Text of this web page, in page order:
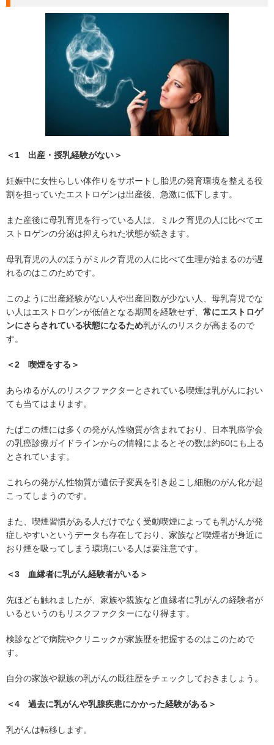
＜1 出産・授乳経験がない＞
妊娠中に女性らしい体作りをサポートし胎児の発育環境を整える役
割を担っていたエストロゲンは出産後、急激に低下します。
また産後に母乳育児を行っている人は、ミルク育児の人に比べてエ
ストロゲンの分泌は抑えられた状態が続きます。
母乳育児の人のほうがミルク育児の人に比べて生理が始まるのが遅
れるのはこのためです。
このように出産経験がない人や出産回数が少ない人、母乳育児でな
い人はエストロゲンが低値となる期間を経験せず、 常にエストロゲ
ンにさらされている状態になるため乳がんのリスクが高まるので
す。
＜2 喫煙をする＞
あらゆるがんのリスクファクターとされている喫煙は乳がんにおい
ても当てはまります。
たばこの煙には多くの発がん性物質が含まれており、日本乳癌学会
の乳癌診療ガイドラインからの情報によるとその数は約60にも上る
とされています。
これらの発がん性物質が遺伝子変異を引き起こし細胞のがん化が起
こってしまうのです。
また、喫煙習慣がある人だけでなく受動喫煙によっても乳がんが発
症しやすいというデータも存在しており、家族など喫煙者が身近に
おり煙を吸ってしまう環境にいる人は要注意です。
＜3 血縁者に乳がん経験者がいる＞
先ほども触れましたが、家族や親族など血縁者に乳がんの経験者が
いるというのもリスクファクターになり得ます。
検診などで病院やクリニックが家族歴を把握するのはこのためで
す。
自分の家族や親族の乳がんの既往歴をチェックしておきましょう。
＜4 過去に乳がんや乳腺疾患にかかった経験がある＞
乳がんは転移します。